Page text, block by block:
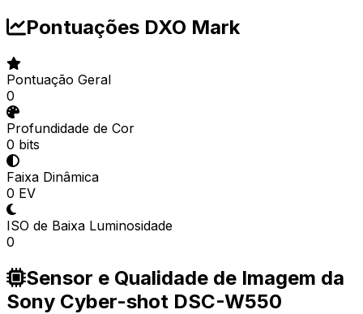
Pontuações DXO Mark
Pontuação Geral
0
Profundidade de Cor
0 bits
Faixa Dinâmica
0 EV
ISO de Baixa Luminosidade
0
Sensor e Qualidade de Imagem da
Sony Cyber-shot DSC-W550